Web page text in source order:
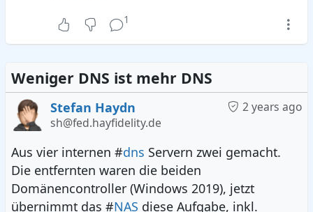
1
Weniger DNS ist mehr DNS
2 years ago
Stefan Haydn
sh@fed.hayfidelity.de
Aus vier internen #dns Servern zwei gemacht.
Die entfernten waren die beiden
Domänencontroller (Windows 2019), jetzt
übernimmt das #NAS diese Aufgabe, inkl.